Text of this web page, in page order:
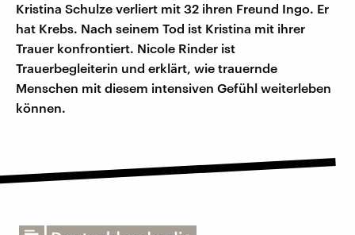
Kristina Schulze verliert mit 32 ihren Freund Ingo. Er
hat Krebs. Nach seinem Tod ist Kristina mit ihrer
Trauer konfrontiert. Nicole Rinder ist
Trauerbegleiterin und erklärt, wie trauernde
Menschen mit diesem intensiven Gefühl weiterleben
können.